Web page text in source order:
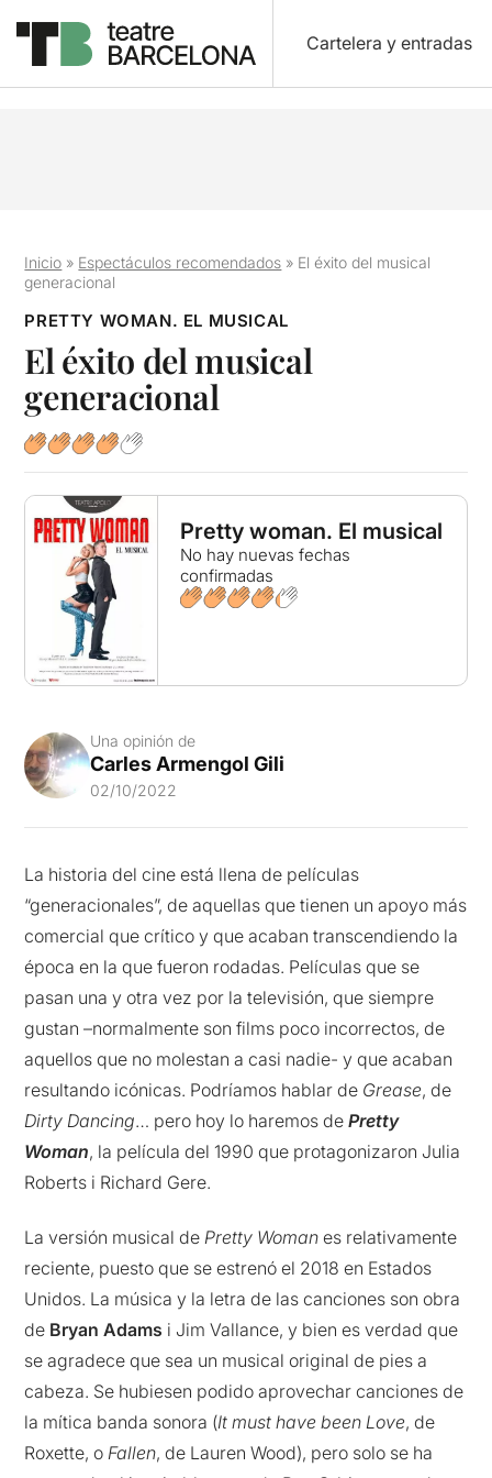
Cartelera y entradas
Inicio » Espectáculos recomendados » El éxito del musical
generacional
PRETTY WOMAN. EL MUSICAL
El éxito del musical
generacional
Pretty woman. El musical
No hay nuevas fechas
confirmadas
Una opinión de
Carles Armengol Gili
02/10/2022
La historia del cine está llena de películas
“generacionales”, de aquellas que tienen un apoyo más
comercial que crítico y que acaban transcendiendo la
época en la que fueron rodadas. Películas que se
pasan una y otra vez por la televisión, que siempre
gustan –normalmente son films poco incorrectos, de
aquellos que no molestan a casi nadie- y que acaban
resultando icónicas. Podríamos hablar de Grease, de
Dirty Dancing… pero hoy lo haremos dePretty
Woman, la película del 1990 que protagonizaron Julia
Roberts i Richard Gere.
La versión musical de Pretty Woman es relativamente
reciente, puesto que se estrenó el 2018 en Estados
Unidos. La música y la letra de las canciones son obra
de Bryan Adams i Jim Vallance, y bien es verdad que
se agradece que sea un musical original de pies a
cabeza. Se hubiesen podido aprovechar canciones de
la mítica banda sonora (It must have been Love, de
Roxette, o Fallen, de Lauren Wood), pero solo se ha